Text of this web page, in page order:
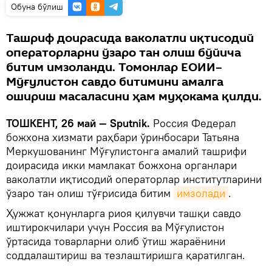
Oбуна бўлиш
Ташриф доирасида ваколатли иқтисодий
операторларни ўзаро тан олиш бўйича
битим имзоланди. Томонлар ЕОИИ–
Мўғулистон савдо битимини амалга
ошириш масаласини ҳам муҳокама қилди.
ТОШКЕНТ, 26 май — Sputnik. Россия Федерал
божхона хизмати раҳбари ўринбосари Татьяна
Меркушованинг Мўғулистонга амалий ташрифи
доирасида икки мамлакат божхона органлари
ваколатли иқтисодий операторлар институтларини
ўзаро тан олиш тўғрисида битим имзолади .
Ҳужжат қонунларга риоя қилувчи ташқи савдо
иштирокчилари учун Россия ва Мўғулистон
ўртасида товарларни олиб ўтиш жараёнини
соддалаштириш ва тезлаштиришга қаратилган.